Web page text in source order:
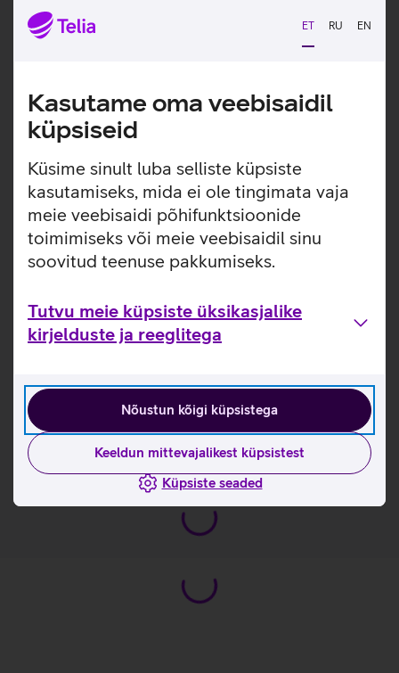
ET RU EN
Kasutame oma veebisaidil
küpsiseid
Küsime sinult luba selliste küpsiste
kasutamiseks, mida ei ole tingimata vaja
meie veebisaidi põhifunktsioonide
toimimiseks või meie veebisaidil sinu
soovitud teenuse pakkumiseks.
Tutvu meie küpsiste üksikasjalike
kirjelduste ja reeglitega
Nõustun kõigi küpsistega
Keeldun mittevajalikest küpsistest
Küpsiste seaded
Nintendo Joy-Con juhtpuldid pakuvad
mängijale.
Joy-Con juhtpuldid pakuvad paindlikkust olenevalt
Nintendo Switch konsoolile. Täiendavate pultidega on
võimalik Nintendo Switch OLED konsoolil mängida lausa
neljakesi. Puldid on varustatud liikumisanduritega ning
mängust tulenevalt tekitavad vibratsioone, et saaksid
kogeda realistlikku ja kaasahaaravat mängutunnet.
Ergonoomiline disain tagab mugava haarde ja
Ühilduvus Nintendo Switch, Nintendo Switch OLED ja
Nintendo Switch Lite mängukonsooliga (juhtmevabalt).
Kasulikud lingid
Tutvu mängukonsooli pultide Nintendo Joy-Con
omaduste ja kasutusviisidega tootja kodulehel